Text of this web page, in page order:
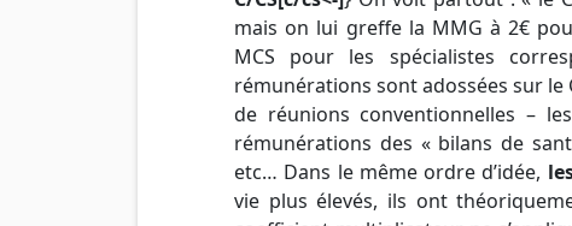
mais on lui greffe la MMG à 2€
MCS pour les spécialistes
rémunérations sont adossées sur le
de réunions conventionnelles –
rémunérations des « bilans de
etc… Dans le même ordre d’idée,
vie plus élevés, ils ont